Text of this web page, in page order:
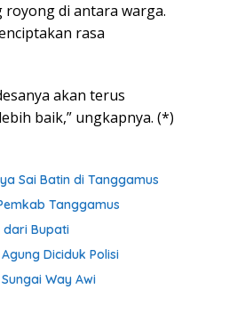
di antara warga.
rasa
akan terus
baik,” ungkapnya. (*)
Sai Batin di Tanggamus
Tanggamus
dari Bupati
Diciduk Polisi
Way Awi